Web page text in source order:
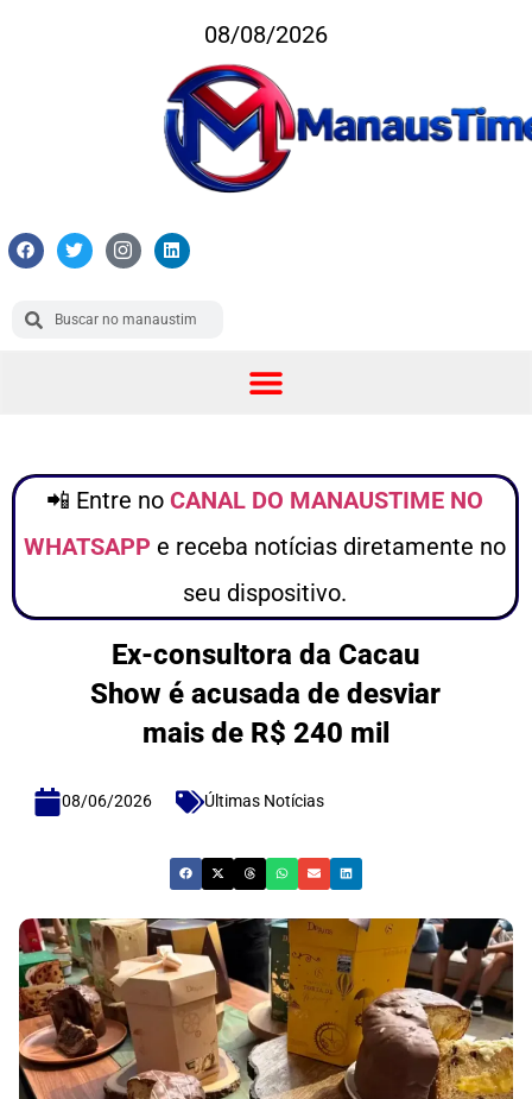
08/08/2026
📲 Entre no CANAL DO MANAUSTIME NO
WHATSAPP e receba notícias diretamente no
seu dispositivo.
Ex-consultora da Cacau
Show é acusada de desviar
mais de R$ 240 mil
08/06/2026 Últimas Notícias